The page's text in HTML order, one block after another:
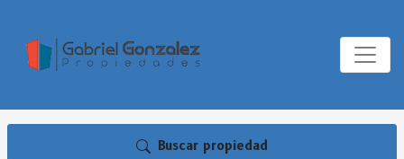
Buscar propiedad